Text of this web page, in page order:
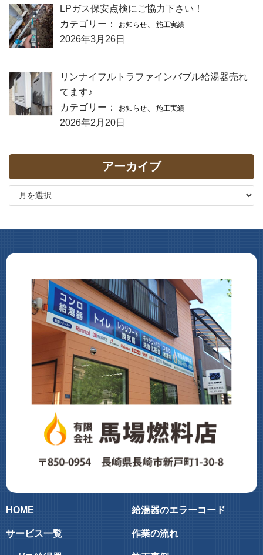
LPガス保安点検にご協力下さい！
カテゴリー：
お知らせ 施工実績
2026年3月26日
リンナイフルトラファインバブル給湯器売れ
てます♪
カテゴリー：
お知らせ 施工実績
2026年2月20日
アーカイブ
HOME
サービス一覧
給湯器のエラーコード
作業の流れ